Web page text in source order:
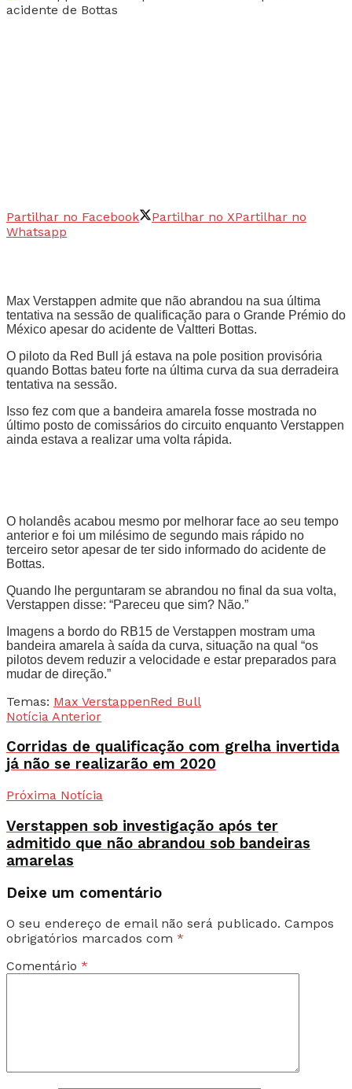
Partilhar no Facebook Partilhar no XPartilhar no
Whatsapp
Max Verstappen admite que não abrandou na sua última
tentativa na sessão de qualificação para o Grande Prémio do
México apesar do acidente de Valtteri Bottas.
O piloto da Red Bull já estava na pole position provisória
quando Bottas bateu forte na última curva da sua derradeira
tentativa na sessão.
Isso fez com que a bandeira amarela fosse mostrada no
último posto de comissários do circuito enquanto Verstappen
ainda estava a realizar uma volta rápida.
O holandês acabou mesmo por melhorar face ao seu tempo
anterior e foi um milésimo de segundo mais rápido no
terceiro setor apesar de ter sido informado do acidente de
Bottas.
Quando lhe perguntaram se abrandou no final da sua volta,
Verstappen disse: “Pareceu que sim? Não.”
Imagens a bordo do RB15 de Verstappen mostram uma
bandeira amarela à saída da curva, situação na qual “os
pilotos devem reduzir a velocidade e estar preparados para
mudar de direção.”
Temas: Max VerstappenRed Bull
Notícia Anterior
Corridas de qualificação com grelha invertida
já não se realizarão em 2020
Próxima Notícia
Verstappen sob investigação após ter
admitido que não abrandou sob bandeiras
amarelas
Deixe um comentário
O seu endereço de email não será publicado. Campos
obrigatórios marcados com *
Comentário *